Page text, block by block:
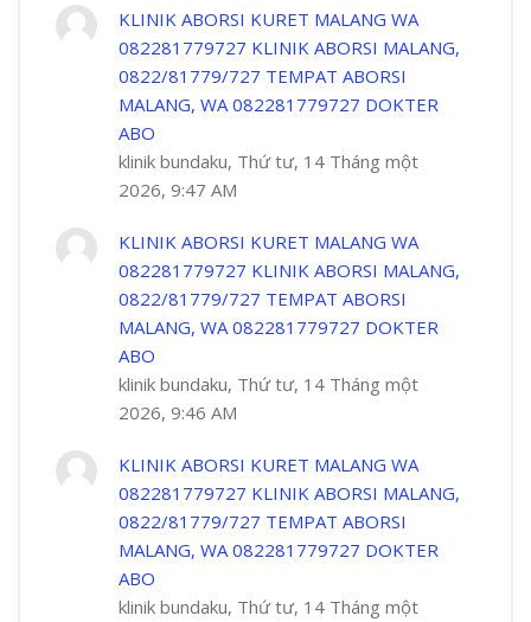
KLINIK ABORSI KURET MALANG WA
082281779727 KLINIK ABORSI MALANG,
0822/81779/727 TEMPAT ABORSI
MALANG, WA 082281779727 DOKTER
ABO
klinik bundaku, Thứ tư, 14 Tháng một
2026, 9:47 AM
KLINIK ABORSI KURET MALANG WA
082281779727 KLINIK ABORSI MALANG,
0822/81779/727 TEMPAT ABORSI
MALANG, WA 082281779727 DOKTER
ABO
klinik bundaku, Thứ tư, 14 Tháng một
2026, 9:46 AM
KLINIK ABORSI KURET MALANG WA
082281779727 KLINIK ABORSI MALANG,
0822/81779/727 TEMPAT ABORSI
MALANG, WA 082281779727 DOKTER
ABO
klinik bundaku, Thứ tư, 14 Tháng một